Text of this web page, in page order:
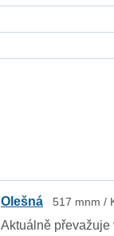
Olešná 517 mnm /
Aktuálně převažuje